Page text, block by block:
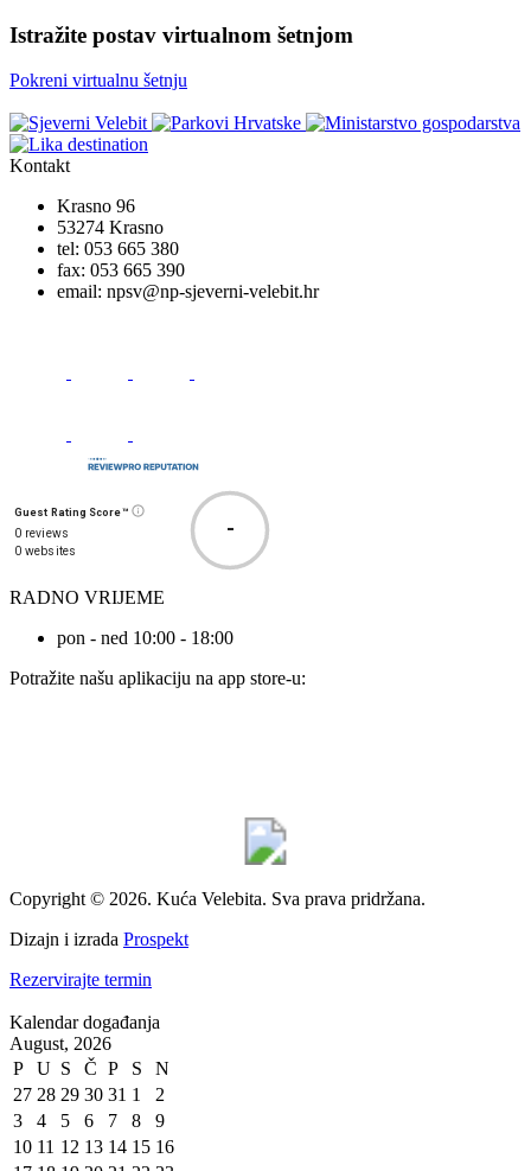
Istražite postav virtualnom šetnjom
Pokreni virtualnu šetnju
Kontakt
Krasno 96
53274 Krasno
tel: 053 665 380
fax: 053 665 390
email: npsv@np-sjeverni-velebit.hr
Guest Rating Score™
0 reviews
0 websites
-
RADNO VRIJEME
pon - ned 10:00 - 18:00
Potražite našu aplikaciju na app store-u:
Copyright © 2026. Kuća Velebita. Sva prava pridržana.
Dizajn i izrada Prospekt
Rezervirajte termin
Kalendar događanja
August, 2026
P
U S Č P S
N
27 28 29 30 31 1
2
3
4 5 6 7 8
9
10 11 12 13 14 15 16